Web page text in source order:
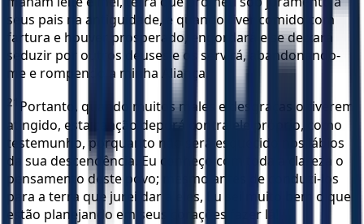
seus pais na antiguidade, e quando tiver comido com
fartura e houver prosperado, engordará e se deixará
seduzir por outros deuses e os servirá, abandonando-
me e rompendo a minha Aliança.
21
Portanto, quando muitos males e desgraças o tiverem
atingido, esta canção deporá contra ele próprio, como
testemunho, porquanto não será esquecido nos lábios
da sua descendência. Eu conheço com toda a clareza o
pensamento deste povo; mesmo antes de conduzi-los
para a terra que jurei dar a eles, Eu sei muito bem o que
estão planejando em seus corações fazer lá!